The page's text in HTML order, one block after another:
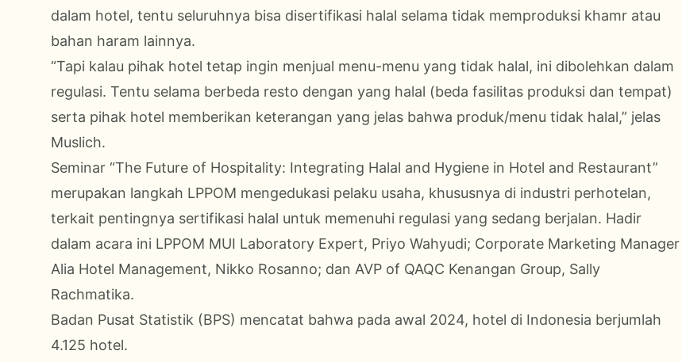
dalam hotel, tentu seluruhnya bisa disertifikasi halal selama tidak memproduksi khamr atau
bahan haram lainnya.
“Tapi kalau pihak hotel tetap ingin menjual menu-menu yang tidak halal, ini dibolehkan dalam
regulasi. Tentu selama berbeda resto dengan yang halal (beda fasilitas produksi dan tempat)
serta pihak hotel memberikan keterangan yang jelas bahwa produk/menu tidak halal,” jelas
Muslich.
Seminar “The Future of Hospitality: Integrating Halal and Hygiene in Hotel and Restaurant”
merupakan langkah LPPOM mengedukasi pelaku usaha, khususnya di industri perhotelan,
terkait pentingnya sertifikasi halal untuk memenuhi regulasi yang sedang berjalan. Hadir
dalam acara ini LPPOM MUI Laboratory Expert, Priyo Wahyudi; Corporate Marketing Manager
Alia Hotel Management, Nikko Rosanno; dan AVP of QAQC Kenangan Group, Sally
Rachmatika.
Badan Pusat Statistik (BPS) mencatat bahwa pada awal 2024, hotel di Indonesia berjumlah
4.125 hotel.